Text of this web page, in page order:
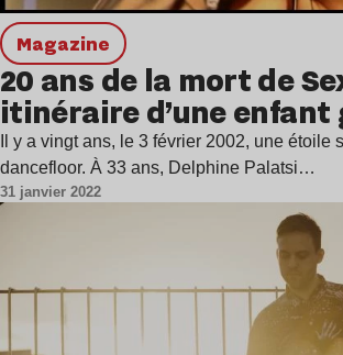
magazine
20 ans de la mort de
itinéraire d’une enfant
Il y a vingt ans, le 3 février 2002, une étoile
dancefloor. À 33 ans, Delphine Palatsi…
31 janvier 2022